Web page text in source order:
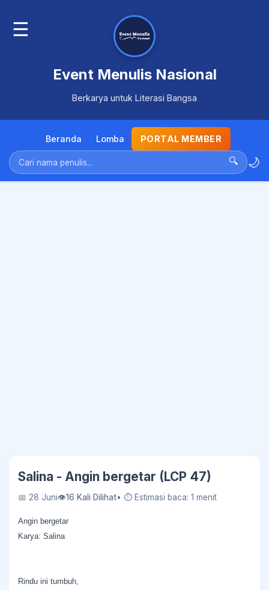
☰
Event Menulis Nasional
Berkarya untuk Literasi Bangsa
Beranda Lomba PORTAL MEMBER
🔍 🌙
Salina - Angin bergetar (LCP 47)
📅 28 Juni👁16 Kali Dilihat• ⏱ Estimasi baca: 1 menit
Angin bergetar
Karya: Salina
Rindu ini tumbuh,